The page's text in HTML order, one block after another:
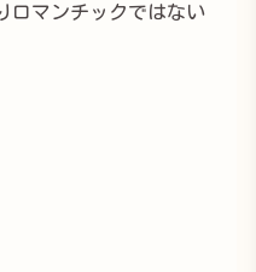
ロマンチックではない